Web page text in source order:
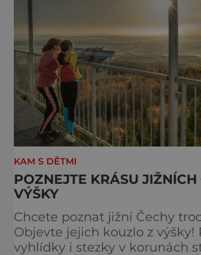
KAM S DĚTMI
POZNEJTE KRÁSU JIŽNÍCH
VÝŠKY
Chcete poznat jižní Čechy
Objevte jejich kouzlo z výšky!
vyhlídky i stezky v korunách